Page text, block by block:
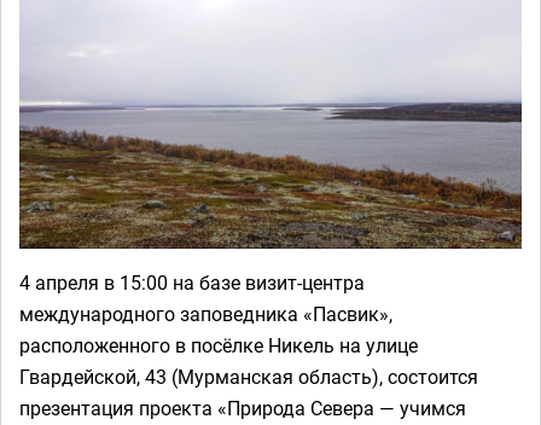
4 апреля в 15:00 на базе визит-центра
международного заповедника «Пасвик»,
расположенного в посёлке Никель на улице
Гвардейской, 43 (Мурманская область), состоится
презентация проекта «Природа Севера — учимся